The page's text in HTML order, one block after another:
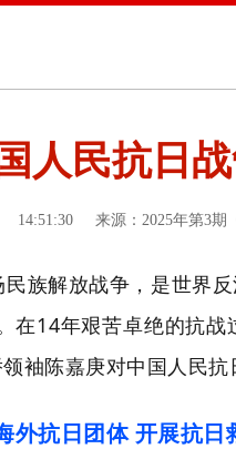
人民抗日
14:51:30 来源：2025年第3期
族解放战争，是世界
14年艰苦卓绝的抗
袖陈嘉庚对中国人民
外抗日团体 开展抗日